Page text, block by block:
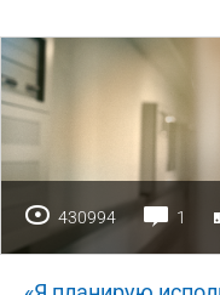
430994 1